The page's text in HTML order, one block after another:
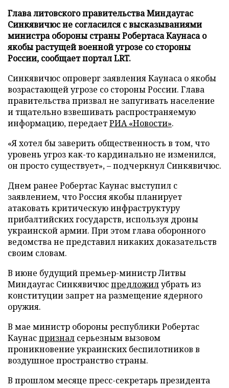
Глава литовского правительства Миндаугас
Синкявичюс не согласился с высказываниями
министра обороны страны Робертаса Каунаса о
якобы растущей военной угрозе со стороны
России, сообщает портал LRT.
Синкявичюс опроверг заявления Каунаса о якобы
возрастающей угрозе со стороны России. Глава
правительства призвал не запугивать население
и тщательно взвешивать распространяемую
информацию, передаетРИА «Новости».
«Я хотел бы заверить общественность в том, что
уровень угроз как-то кардинально не изменился,
он просто существует», – подчеркнул Синкявичюс.
Днем ранее Робертас Каунас выступил с
заявлением, что Россия якобы планирует
атаковать критическую инфраструктуру
прибалтийских государств, используя дроны
украинской армии. При этом глава оборонного
ведомства не представил никаких доказательств
своим словам.
В июне будущий премьер-министр Литвы
Миндаугас Синкявичюспредложилубрать из
конституции запрет на размещение ядерного
оружия.
В мае министр обороны республики Робертас
Каунаспризнал серьезным вызовом
проникновение украинских беспилотников в
воздушное пространство страны.
В прошлом месяце пресс-секретарь президента